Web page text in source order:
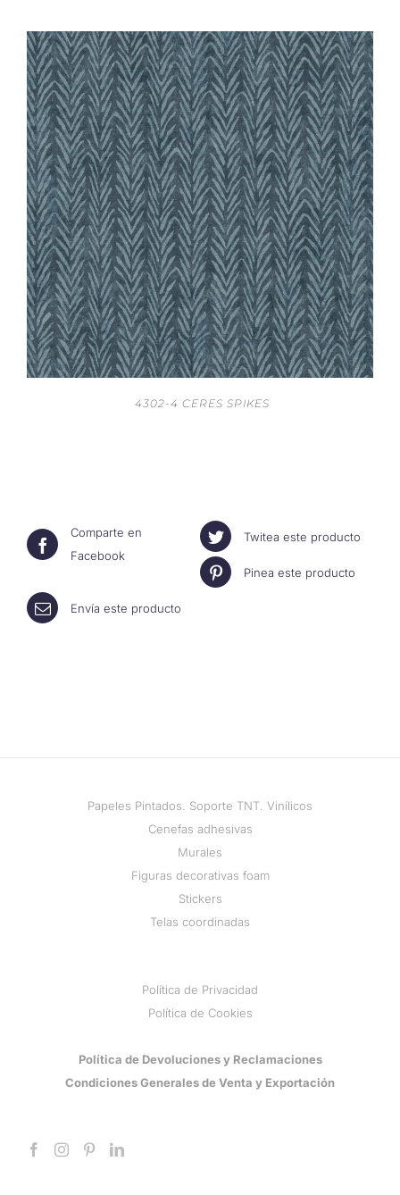
4302-4 CERES SPIKES
Comparte en
Facebook
Twitea este producto
Pinea este producto
Envía este producto
Papeles Pintados. Soporte TNT. Vinílicos
Cenefas adhesivas
Murales
Figuras decorativas foam
Stickers
Telas coordinadas
Política de Privacidad
Política de Cookies
Política de Devoluciones y Reclamaciones
Condiciones Generales de Venta y Exportación